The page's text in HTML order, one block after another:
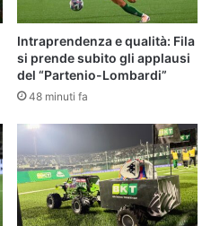
Intraprendenza e qualità: Fila
si prende subito gli applausi
del “Partenio-Lombardi”
48 minuti fa